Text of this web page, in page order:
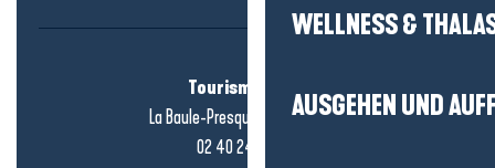
WELLNESS &
AUSGEHEN UND
Tourismusbüro
La Baule-Presqu'île de Guérande
02 40 24 34 44